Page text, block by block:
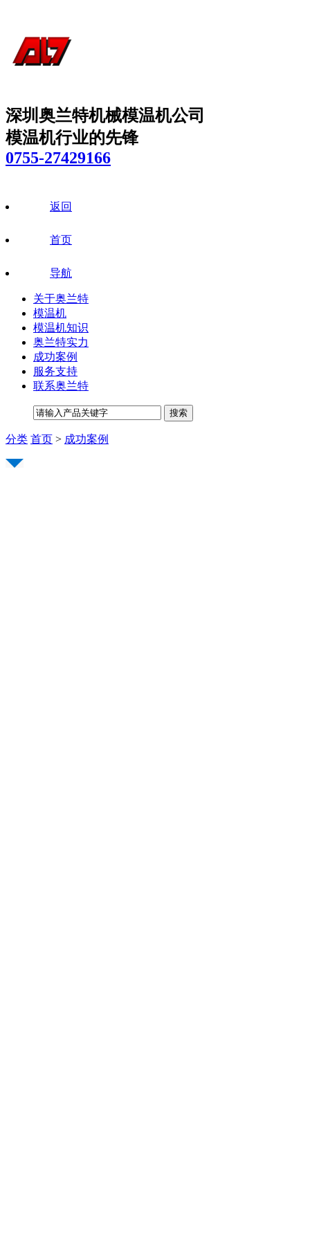
深圳奥兰特机械模温机公司
模温机行业的先锋
0755-27429166
返回
首页
导航
关于奥兰特
模温机
模温机知识
奥兰特实力
成功案例
服务支持
联系奥兰特
分类 首页 > 成功案例